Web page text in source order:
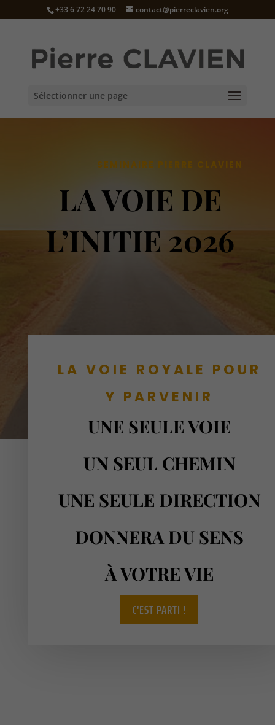
+33 6 72 24 70 90 contact@pierreclavien.org
Sélectionner une page
SEMINAIRE PIERRE CLAVIEN
LA VOIE DE
L’INITIE 2026
LA VOIE ROYALE POUR
Y PARVENIR
UNE SEULE VOIE
UN SEUL CHEMIN
UNE SEULE DIRECTION
DONNERA DU SENS
À VOTRE VIE
C'EST PARTI !